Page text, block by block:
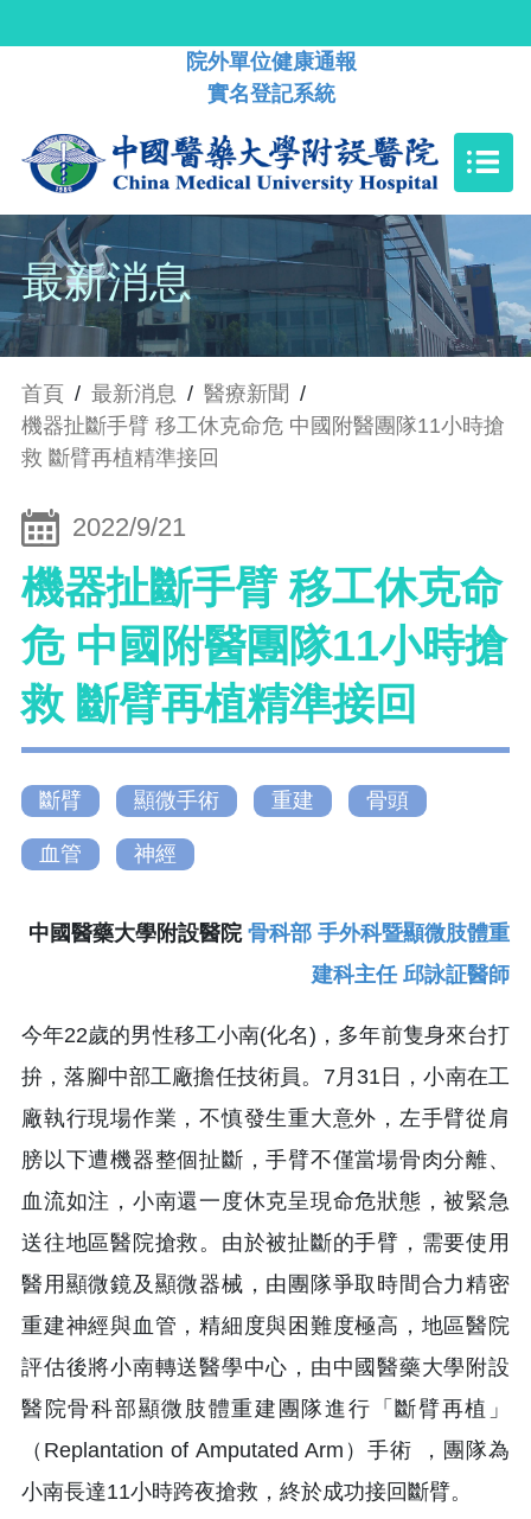
院外單位健康通報
實名登記系統
最新消息
首頁 / 最新消息 / 醫療新聞 /
機器扯斷手臂 移工休克命危 中國附醫團隊11小時搶
救 斷臂再植精準接回
2022/9/21
機器扯斷手臂 移工休克命
危 中國附醫團隊11小時搶
救 斷臂再植精準接回
斷臂 顯微手術 重建 骨頭
血管 神經
中國醫藥大學附設醫院 骨科部 手外科暨顯微肢體重
建科主任 邱詠証醫師
今年22歲的男性移工小南(化名)，多年前隻身來台打
拚，落腳中部工廠擔任技術員。7月31日，小南在工
廠執行現場作業，不慎發生重大意外，左手臂從肩
膀以下遭機器整個扯斷，手臂不僅當場骨肉分離、
血流如注，小南還一度休克呈現命危狀態，被緊急
送往地區醫院搶救。由於被扯斷的手臂，需要使用
醫用顯微鏡及顯微器械，由團隊爭取時間合力精密
重建神經與血管，精細度與困難度極高，地區醫院
評估後將小南轉送醫學中心，由中國醫藥大學附設
醫院骨科部顯微肢體重建團隊進行「斷臂再植」
（Replantation of Amputated Arm）手術 ，團隊為
小南長達11小時跨夜搶救，終於成功接回斷臂。